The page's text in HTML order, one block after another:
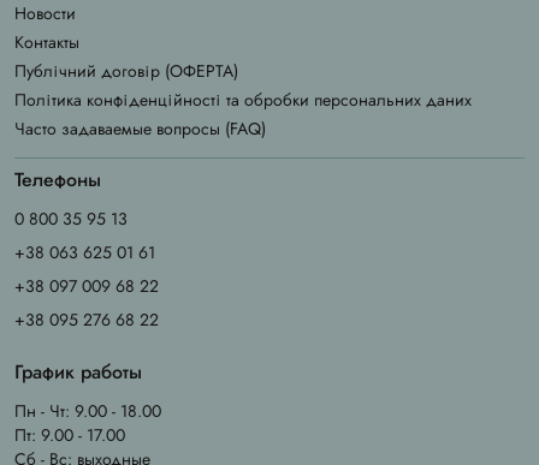
Новости
Контакты
Публічний договір (ОФЕРТА)
Політика конфіденційності та обробки персональних даних
Часто задаваемые вопросы (FAQ)
Телефоны
0 800 35 95 13
+38 063 625 01 61
+38 097 009 68 22
+38 095 276 68 22
График работы
Пн - Чт: 9.00 - 18.00
Пт: 9.00 - 17.00
Сб - Вс: выходные